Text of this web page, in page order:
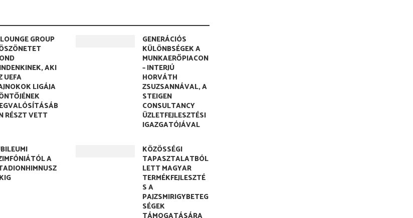
GROUP
AKI
UEFA
LIGÁJA
RÉSZT VETT
GENERÁCIÓS
KÜLÖNBSÉGEK A
MUNKAERŐPIACON
– INTERJÚ
HORVÁTH
ZSUZSANNÁVAL, A
STEIGEN
CONSULTANCY
ÜZLETFEJLESZTÉSI
IGAZGATÓJÁVAL
A
KÖZÖSSÉGI
TAPASZTALATBÓL
LETT MAGYAR
TERMÉKFEJLESZTÉ
S A
PAJZSMIRIGYBETEG
SÉGEK